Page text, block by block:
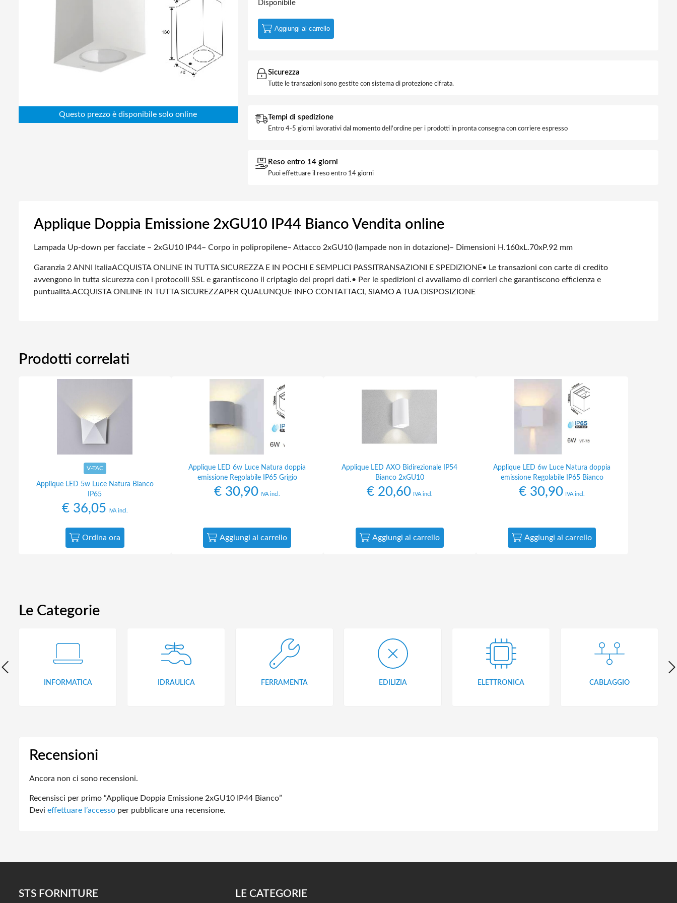
Elettricità
Elettronica
Edilizia
Disponibile
Aggiungi al carrello
Sicurezza
Tutte le transazioni sono gestite con sistema di protezione cifrata.
Tempi di spedizione
Entro 4-5 giorni lavorativi dal momento dell'ordine per i prodotti in pronta consegna con corriere espresso
Reso entro 14 giorni
Puoi effettuare il reso entro 14 giorni
Applique Doppia Emissione 2xGU10 IP44 Bianco Vendita online
Lampada Up-down per facciate – 2xGU10 IP44– Corpo in polipropilene– Attacco 2xGU10 (lampade non in dotazione)– Dimensioni H.160xL.70xP.92 mm
Garanzia 2 ANNI ItaliaACQUISTA ONLINE IN TUTTA SICUREZZA E IN POCHI E SEMPLICI PASSI TRANSAZIONI E SPEDIZIONE• Le transazioni con carte di credito
avvengono in tutta sicurezza con i protocolli SSL e garantiscono il criptagio dei propri dati.• Per le spedizioni ci avvaliamo di corrieri che garantiscono efficienza e
puntualità.ACQUISTA ONLINE IN TUTTA SICUREZZAPER QUALUNQUE INFO CONTATTACI, SIAMO A TUA DISPOSIZIONE
Prodotti correlati
V-TAC
Applique LED 5w Luce Natura Bianco
IP65
€36,05 IVA incl.
Ordina ora
Applique LED 6w Luce Natura doppia
emissione Regolabile IP65 Grigio
€ 30,90 IVA incl.
Aggiungi al carrello
Applique LED AXO Bidirezionale IP54
Bianco 2xGU10
€20,60 IVA incl.
Aggiungi al carrello
Applique LED 6w Luce Natura doppia
emissione Regolabile IP65 Bianco
€ 30,90 IVA incl.
Aggiungi al carrello
Le Categorie
INFORMATICA IDRAULICA FERRAMENTA EDILIZIA ELETTRONICA CABLAGGIO
Recensioni
Ancora non ci sono recensioni.
Recensisci per primo “Applique Doppia Emissione 2xGU10 IP44 Bianco”
Devi effettuare l’accesso per pubblicare una recensione.
STS FORNITURE LE CATEGORIE